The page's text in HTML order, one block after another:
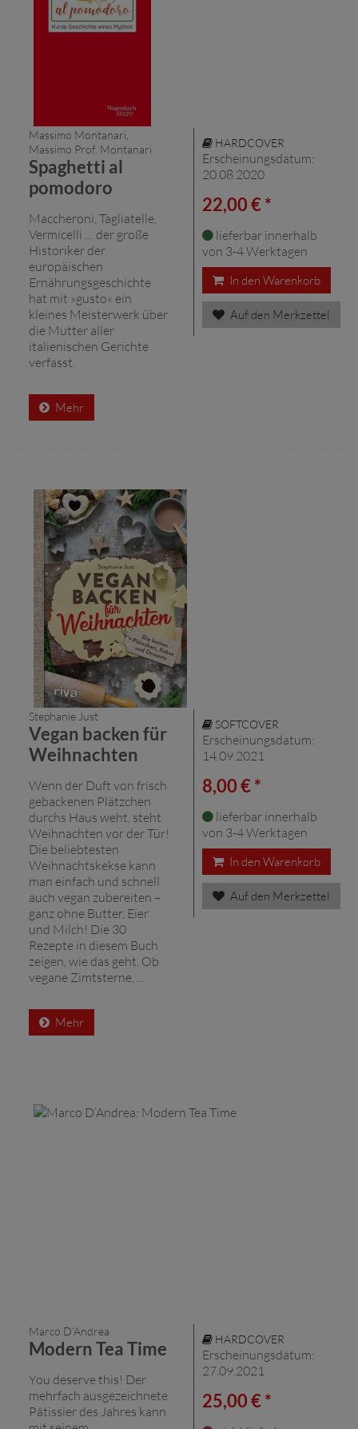
Massimo Montanari,
Massimo Prof. Montanari
Spaghetti al
pomodoro
Maccheroni, Tagliatelle,
Vermicelli … der große
Historiker der
europäischen
Ernährungsgeschichte
hat mit »gusto« ein
kleines Meisterwerk über
die Mutter aller
italienischen Gerichte
verfasst.
Mehr
HARDCOVER
Erscheinungsdatum:
20.08.2020
22,00 € *
lieferbar innerhalb
von 3-4 Werktagen
In den Warenkorb
Auf den Merkzettel
Stephanie Just
Vegan backen für
Weihnachten
Wenn der Duft von frisch
gebackenen Plätzchen
durchs Haus weht, steht
Weihnachten vor der Tür!
Die beliebtesten
Weihnachtskekse kann
man einfach und schnell
auch vegan zubereiten –
ganz ohne Butter, Eier
und Milch! Die 30
Rezepte in diesem Buch
zeigen, wie das geht. Ob
vegane Zimtsterne, ...
Mehr
SOFTCOVER
Erscheinungsdatum:
14.09.2021
8,00 € *
lieferbar innerhalb
von 3-4 Werktagen
In den Warenkorb
Auf den Merkzettel
Marco D’Andrea
Modern Tea Time
You deserve this! Der
mehrfach ausgezeichnete
Pâtissier des Jahres kann
HARDCOVER
Erscheinungsdatum:
27.09.2021
25,00 € *